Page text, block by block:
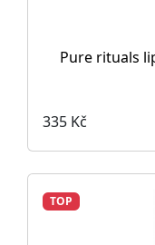
Pure rituals
335 Kč
TOP